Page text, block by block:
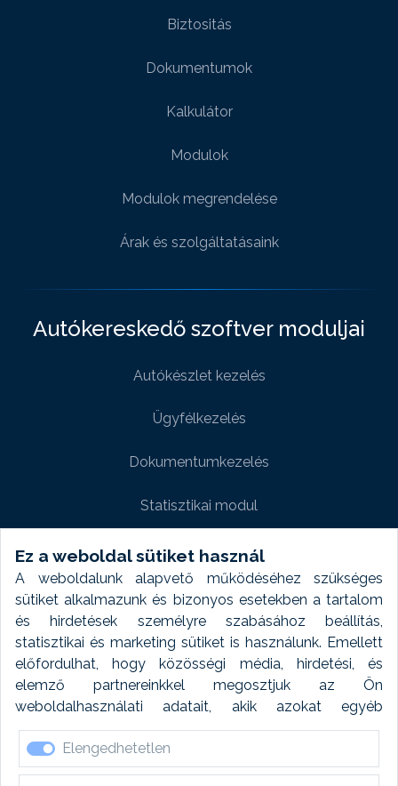
Ez a weboldal sütiket használ
A weboldalunk alapvető működéséhez szükséges
sütiket alkalmazunk és bizonyos esetekben a tartalom
és hirdetések személyre szabásához beállítás,
statisztikai és marketing sütiket is használunk. Emellett
előfordulhat, hogy közösségi média, hirdetési, és
elemző partnereinkkel megosztjuk az Ön
weboldalhasználati adatait, akik azokat egyéb
forrásokból gyűjtött adatokkal kombinálhatják. A sütik
elfogadásával kapcsolatosan naplózást végzünk és
ezen adatokat 6 hónap után automatikusan töröljük. A
Elengedhetetlen
Biztositás
Dokumentumok
Kalkulátor
Modulok
Modulok megrendelése
Árak és szolgáltatásaink
Autókereskedő szoftver moduljai
Autókészlet kezelés
Ügyfélkezelés
Dokumentumkezelés
Statisztikai modul
Weboldal modul
Fényképtár extra modul
Autómosó modul
Feladatütemezés